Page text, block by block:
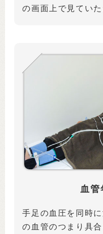
の画面上で見ていた
血管
手足の血圧を同時
の血管のつまり具